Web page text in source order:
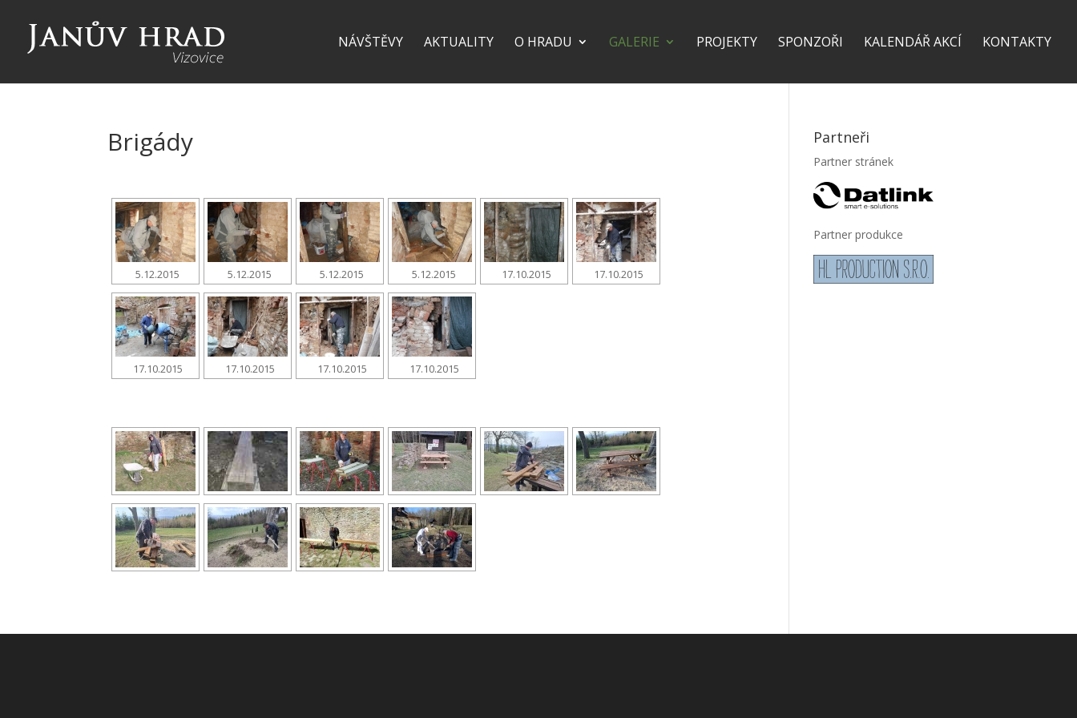
NÁVŠTĚVY AKTUALITY O HRADU GALERIE PROJEKTY SPONZOŘI KALENDÁŘ AKCÍ KONTAKTY
Brigády
5.12.2015 5.12.2015 5.12.2015 5.12.2015 17.10.2015 17.10.2015
17.10.2015 17.10.2015 17.10.2015 17.10.2015
Partneři
Partner stránek
Partner produkce